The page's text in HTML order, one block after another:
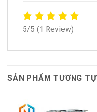
5/5 (1 Review)
SẢN PHẨM TƯƠNG TỰ